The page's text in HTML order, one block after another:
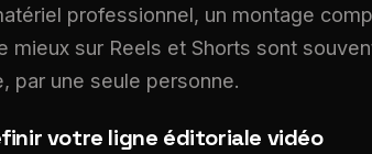
professionnel, un montage
mieux sur Reels et Shorts sont
par une seule personne.
votre ligne éditoriale vidéo